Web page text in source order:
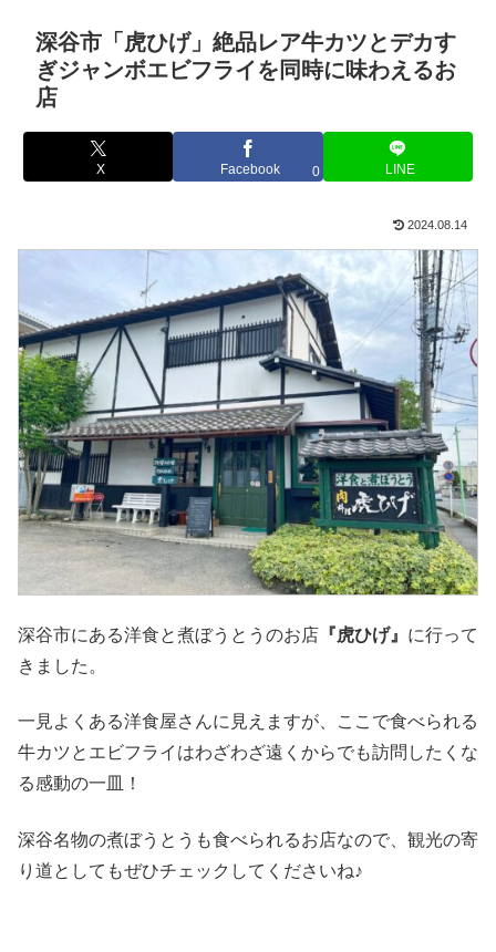
深谷市「虎ひげ」絶品レア牛カツとデカす
ぎジャンボエビフライを同時に味わえるお
店
X Facebook 0 LINE
2024.08.14
深谷市にある洋食と煮ぼうとうのお店 『虎ひげ』 に行って
きました。
一見よくある洋食屋さんに見えますが、ここで食べられる
牛カツとエビフライはわざわざ遠くからでも訪問したくな
る感動の一皿！
深谷名物の煮ぼうとうも食べられるお店なので、観光の寄
り道としてもぜひチェックしてくださいね♪